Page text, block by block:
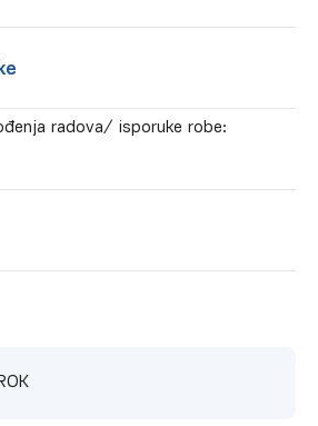
radova/ isporuke robe: